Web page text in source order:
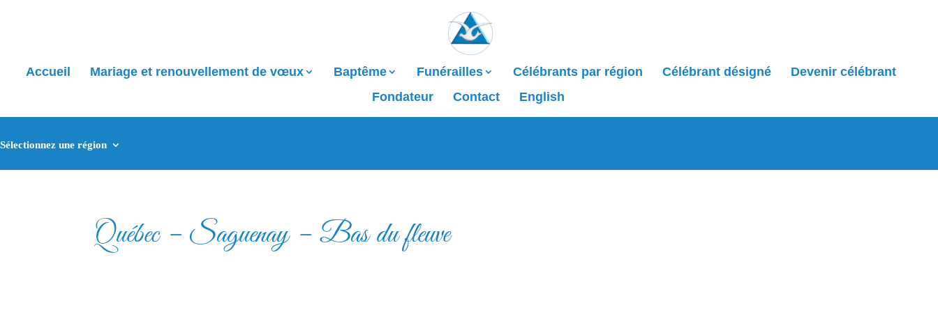
Accueil Mariage et renouvellement de vœux Baptême Funérailles Célébrants par région Célébrant désigné
Devenir célébrant
Fondateur
Contact English
Sélectionnez une région
Québec – Saguenay – Bas du fleuve